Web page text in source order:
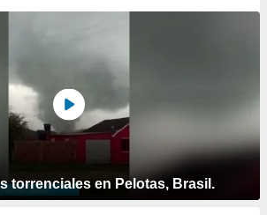
torrenciales en Pelotas, Brasil.